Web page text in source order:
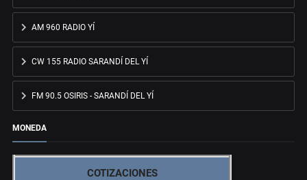
AM 960 RADIO YÍ
CW 155 RADIO SARANDÍ DEL YÍ
FM 90.5 OSIRIS - SARANDÍ DEL YÍ
MONEDA
COTIZACIONES